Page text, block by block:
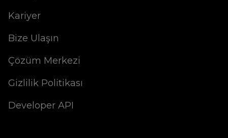
Kariyer
Bize Ulaşın
Çözüm Merkezi
Gizlilik Politikası
Developer API